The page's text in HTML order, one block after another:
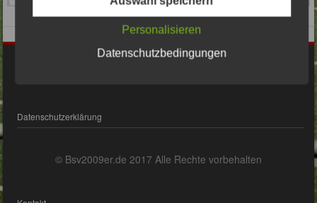
Datenschutzerklärung
© Bsv2009er.de 2017 Alle Rechte vorbehalten
Personalisieren
Datenschutzbedingungen